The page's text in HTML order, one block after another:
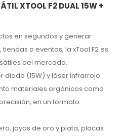
XTOOL F2 DUAL 15W +
en segundos y generar
o eventos, la xTool F2 es
del mercado.
diodo (15W) y láser infrarrojo
materiales orgánicos como
en un formato
joyas de oro y plata, placas